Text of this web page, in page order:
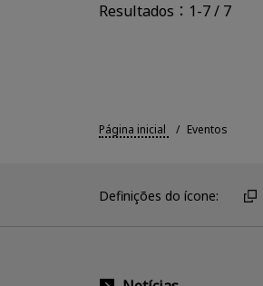
Resultados：1-7 / 7
Página inicial Eventos
Definições do ícone: